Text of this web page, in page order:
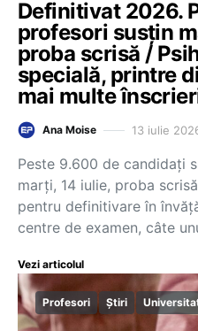
Definitivat 2026.
profesori susțin
proba scrisă /
specială, printre
mai multe
Ana Moise 13 iulie
Peste 9.600 de candidați
marți, 14 iulie, proba
pentru definitivare în
centre de examen, câte
Vezi articolul
Profesori Știri